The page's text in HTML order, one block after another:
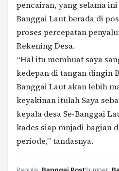
pencairan, yang selama
Banggai Laut berada di
proses percepatan
Rekening Desa.
“Hal itu membuat saya
kedepan di tangan dingin
Banggai Laut akan lebih
keyakinan itulah Saya
kepala desa Se-Banggai
kades siap mnjadi bagian
periode,” tandasnya.